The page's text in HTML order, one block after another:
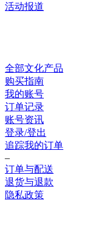
活动报道
全部文化产品
购买指南
我的账号
订单记录
账号资讯
登录/登出
追踪我的订单
–
订单与配送
退货与退款
隐私政策